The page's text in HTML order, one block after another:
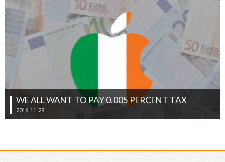
WE ALL WANT TO PAY 0.005 PERCENT TAX
2016. 11. 28.